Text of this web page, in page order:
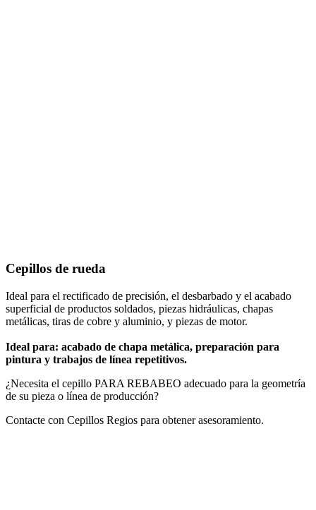
Cepillos de rueda
Ideal para el rectificado de precisión, el desbarbado y el acabado
superficial de productos soldados, piezas hidráulicas, chapas
metálicas, tiras de cobre y aluminio, y piezas de motor.
Ideal para: acabado de chapa metálica, preparación para
pintura y trabajos de línea repetitivos.
¿Necesita el cepillo PARA REBABEO adecuado para la geometría
de su pieza o línea de producción?
Contacte con Cepillos Regios para obtener asesoramiento.